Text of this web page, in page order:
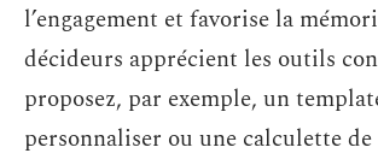
l’engagement et favorise la
décideurs apprécient les outils
proposez, par exemple, un
personnaliser ou une calculette